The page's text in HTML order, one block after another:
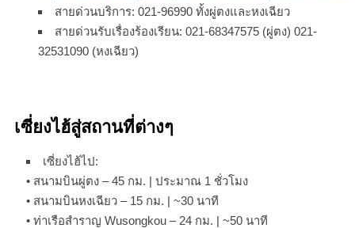
สายด่วนบริการ: 021-96990 ทั้งผู่ตงและหงเฉียว
สายด่วนรับเรื่องร้องเรียน: 021-68347575 (ผู่ตง) 021-
32531090 (หงเฉียว)
เซี่ยงไฮ้สู่สถานที่ต่างๆ
เซี่ยงไฮ้ไป:
• สนามบินผู่ตง – 45 กม. | ประมาณ 1 ชั่วโมง
• สนามบินหงเฉียว – 15 กม. | ~30 นาที
• ท่าเรือสำราญ Wusongkou – 24 กม. | ~50 นาที